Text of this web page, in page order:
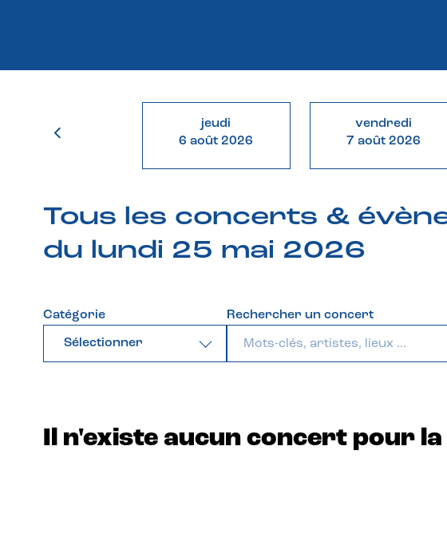
jeudi
6 août 2026
vendredi
7 août 2026
Tous les concerts &
du lundi 25 mai 2026
Catégorie
Sélectionner
Rechercher un concert
Il n'existe aucun concert pour la